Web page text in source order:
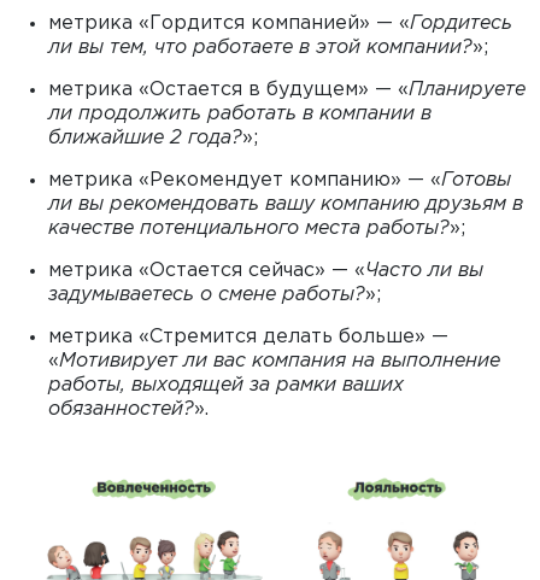
метрика «Гордится компанией» — «Гордитесь
ли вы тем, что работаете в этой компании?»;
метрика «Остается в будущем» — «Планируете
ли продолжить работать в компании в
ближайшие 2 года?»;
метрика «Рекомендует компанию» — «Готовы
ли вы рекомендовать вашу компанию друзьям в
качестве потенциального места работы?»;
метрика «Остается сейчас» — «Часто ли вы
задумываетесь о смене работы?»;
метрика «Стремится делать больше» —
«Мотивирует ли вас компания на выполнение
работы, выходящей за рамки ваших
обязанностей?».